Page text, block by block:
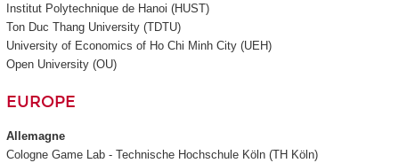
Institut Polytechnique de Hanoi (HUST)
Ton Duc Thang University (TDTU)
University of Economics of Ho Chi Minh City (UEH)
Open University (OU)
EUROPE
Allemagne
Cologne Game Lab - Technische Hochschule Köln (TH Köln)